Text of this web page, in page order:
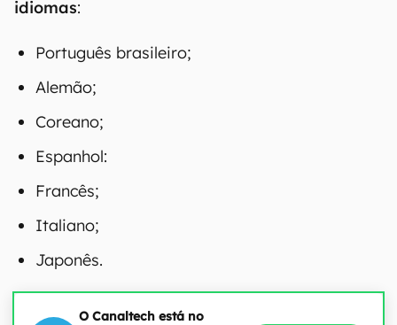
idiomas:
Português brasileiro;
Alemão;
Coreano;
Espanhol:
Francês;
Italiano;
Japonês.
O Canaltech está no